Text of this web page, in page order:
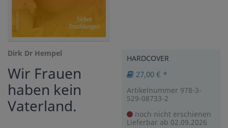
Dirk Dr Hempel
Wir Frauen
haben kein
Vaterland.
HARDCOVER
27,00 € *
Artikelnummer 978-3-
529-08733-2
noch nicht erschienen
Lieferbar ab 02.09.2026